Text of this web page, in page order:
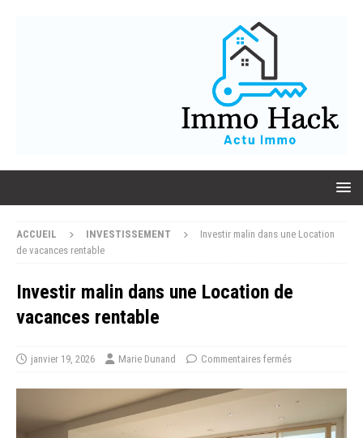
ACCUEIL INVESTISSEMENT
Investir malin dans une Location
de vacances rentable
Investir malin dans une Location de
vacances rentable
janvier 19, 2026 Marie Dunand Commentaires fermés